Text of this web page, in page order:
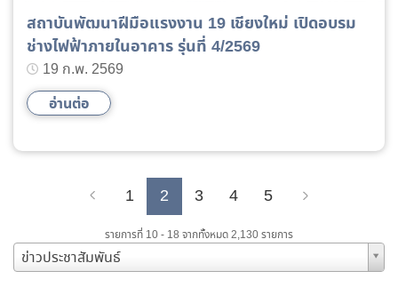
สถาบันพัฒนาฝีมือแรงงาน 19 เชียงใหม่ เปิดอบรม
ช่างไฟฟ้าภายในอาคาร รุ่นที่ 4/2569
19 ก.พ. 2569
อ่านต่อ
1 2 3 4 5
รายการที่ 10 - 18 จากทั้งหมด 2,130 รายการ
ข่าวประชาสัมพันธ์